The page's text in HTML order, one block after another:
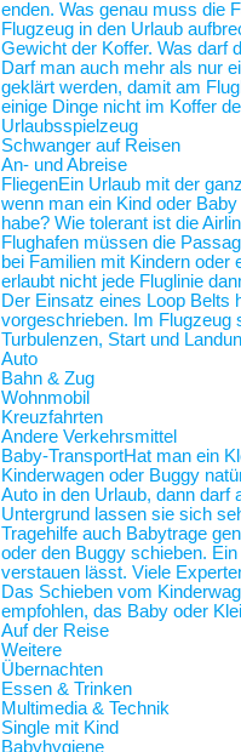
enden. Was genau muss die
Flugzeug in den Urlaub
Gewicht der Koffer. Was darf
Darf man auch mehr als nur
geklärt werden, damit am
einige Dinge nicht im Koffer
Urlaubsspielzeug
Schwanger auf Reisen
An- und Abreise
FliegenEin Urlaub mit der
wenn man ein Kind oder
habe? Wie tolerant ist die
Flughafen müssen die
bei Familien mit Kindern oder
erlaubt nicht jede Fluglinie
Der Einsatz eines Loop Belts
vorgeschrieben. Im Flugzeug
Turbulenzen, Start und
Auto
Bahn & Zug
Wohnmobil
Kreuzfahrten
Andere Verkehrsmittel
Baby-TransportHat man ein
Kinderwagen oder Buggy
Auto in den Urlaub, dann darf
Untergrund lassen sie sich
Tragehilfe auch Babytrage
oder den Buggy schieben.
verstauen lässt. Viele
Das Schieben vom
empfohlen, das Baby oder
Auf der Reise
Weitere
Übernachten
Essen & Trinken
Multimedia & Technik
Single mit Kind
Babyhygiene